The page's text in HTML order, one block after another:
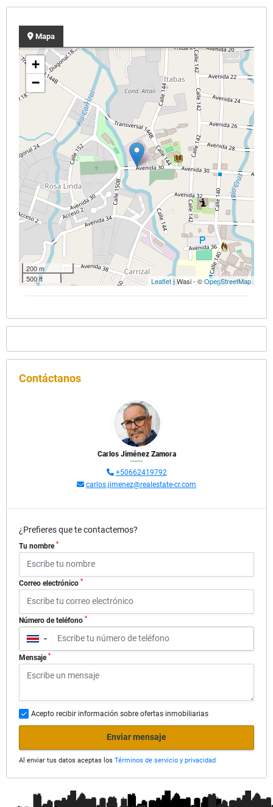
Mapa
+
−
200 m
500 ft
Leaflet| Wasi - ©OpenStreetMap
Contáctanos
Carlos Jiménez Zamora
+50662419792
carlos.jimenez@realestate-cr.com
¿Prefieres que te contactemos?
Tu nombre *
Correo electrónico *
Número de teléfono *
▼
Mensaje *
Acepto recibir información sobre ofertas inmobiliarias
Enviar mensaje
Al enviar tus datos aceptas los Términos de servicio y privacidad